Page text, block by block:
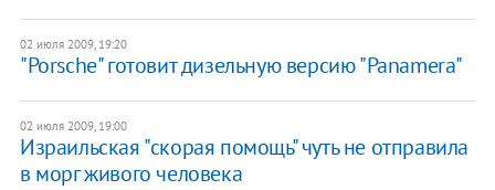
02 июля 2009, 19:20
"Porsche" готовит дизельную версию "Panamera"
02 июля 2009, 19:00
Израильская "скорая помощь" чуть не отправила
в морг живого человека